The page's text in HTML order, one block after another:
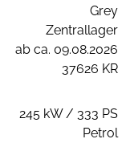
Grey
Zentrallager
ab ca. 09.08.2026
37626 KR
245 kW / 333 PS
Petrol